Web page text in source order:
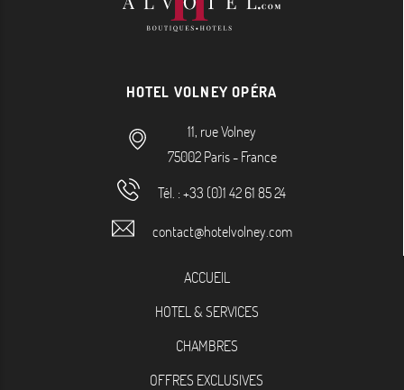
HOTEL VOLNEY OPÉRA
11, rue Volney
75002 Paris-France
Tél. :+33 (0)1 42 61 85 24
contact@hotelvolney.com
ACCUEIL
HOTEL & SERVICES
CHAMBRES
OFFRES EXCLUSIVES